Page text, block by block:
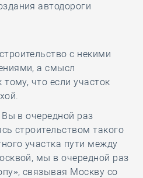
автодороги
с некими
а смысл
что если участок
в очередной раз
строительством такого
участка пути между
мы в очередной раз
связывая Москву со